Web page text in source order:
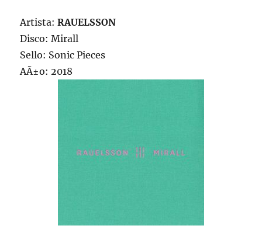
Artista:RAUELSSON
Disco: Mirall
Sello: Sonic Pieces
AÃ±o: 2018